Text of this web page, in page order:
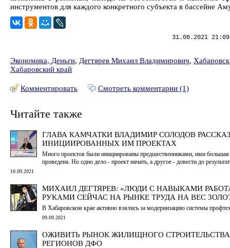
инструментов для каждого конкретного субъекта в бассейне
31.08.2021
Экономика, Деньги, Дегтярев Михаил Владимирович, Хабаровск
Хабаровский край
Комментировать Смотреть комментарии (1)
Читайте также
ГЛАВА КАМЧАТКИ ВЛАДИМИР СОЛОДОВ
ИНИЦИИРОВАННЫХ ИМ ПРОЕКТАХ
Много проектов были инициированы предшественниками, ими большая
проведена. Но одно дело - проект начать, а другое - довести до
10.09.2021
МИХАИЛ ДЕГТЯРЕВ: «ЛЮДИ С НАВЫКАМИ
РУКАМИ СЕЙЧАС НА РЫНКЕ ТРУДА НА ВЕС
В Хабаровском крае активно взялись за модернизацию системы
09.09.2021
ОЖИВИТЬ РЫНОК ЖИЛИЩНОГО
РЕГИОНОВ ДФО